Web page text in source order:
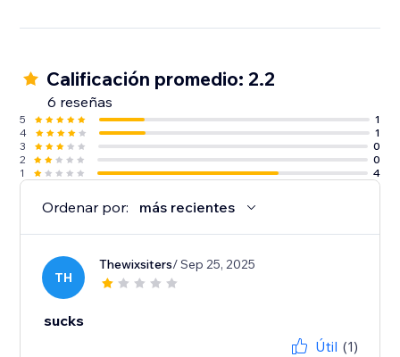
Calificación promedio: 2.2
6 reseñas
5
1
4
1
3
0
2
0
1
4
Ordenar por: más recientes
TH
Thewixsiters/ Sep 25, 2025
sucks
Útil (1)